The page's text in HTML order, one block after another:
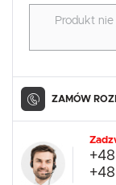
Produkt
ZAMÓW
+48
+48